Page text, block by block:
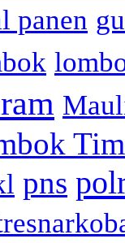
panen
pns